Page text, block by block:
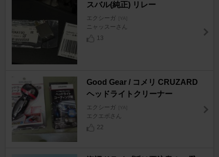
スバル(純正) リレー
エクシーガ [YA]
ニャッスーさん
13
Good Gear / コメリ CRUZARD
ヘッドライトクリーナー
エクシーガ [YA]
エクエボさん
22